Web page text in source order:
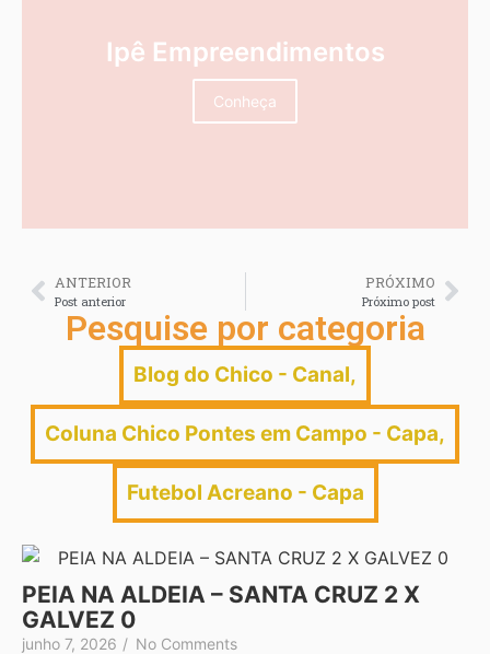
Ipê Empreendimentos
Conheça
ANTERIOR
Post anterior
PRÓXIMO
Próximo post
Pesquise por categoria
Blog do Chico - Canal,
Coluna Chico Pontes em Campo - Capa,
Futebol Acreano - Capa
PEIA NA ALDEIA – SANTA CRUZ 2 X
GALVEZ 0
junho 7, 2026 / No Comments